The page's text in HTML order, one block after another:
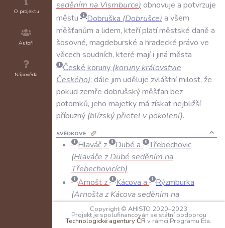
O projektu
Autoři
Nápověda
seděním na Vismburce) obnovuje a potvrzuje
městu
Dobruška (Dobrušce) a všem
měšťanům a lidem, kteříplatíměstské daně a
šosovné, magdeburské a hradecké právo ve
věcech soudních, které majíi jiná města
České koruny (korunykrálovstvie
Českého); dále jim uděluje zvláštnímilost, že
pokud zemře dobrušskýměšťan bez
potomků, jeho majetkymá získatnejbližší
příbuzný (blízskýpřietel vpokolení).
SVĚDKOVÉ:
Hlaváč z Dubé a
Třebechovic
(Hlaváče z Dubé seděním na
Třebechovicích)
Arnošt z
Kácova a
Rýzmburka
(Arnošta z Kácova seděním na
Rysmburce)
Jan z Veselice(Jana rytieře z
Copyright © AHISTO 2020–2023
Projekt je spolufinancován se státní podporou
Technologické agentury ČR v rámci Programu Éta.